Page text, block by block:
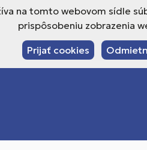
na tomto webovom sídle
prispôsobeniu zobrazenia
Prijať cookies